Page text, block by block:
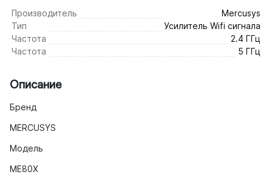
Производитель
Mercusys
Тип
Усилитель Wifi сигнала
Частота
2.4 ГГц
Частота
5 ГГц
Описание
Бренд
MERCUSYS
Модель
ME80X